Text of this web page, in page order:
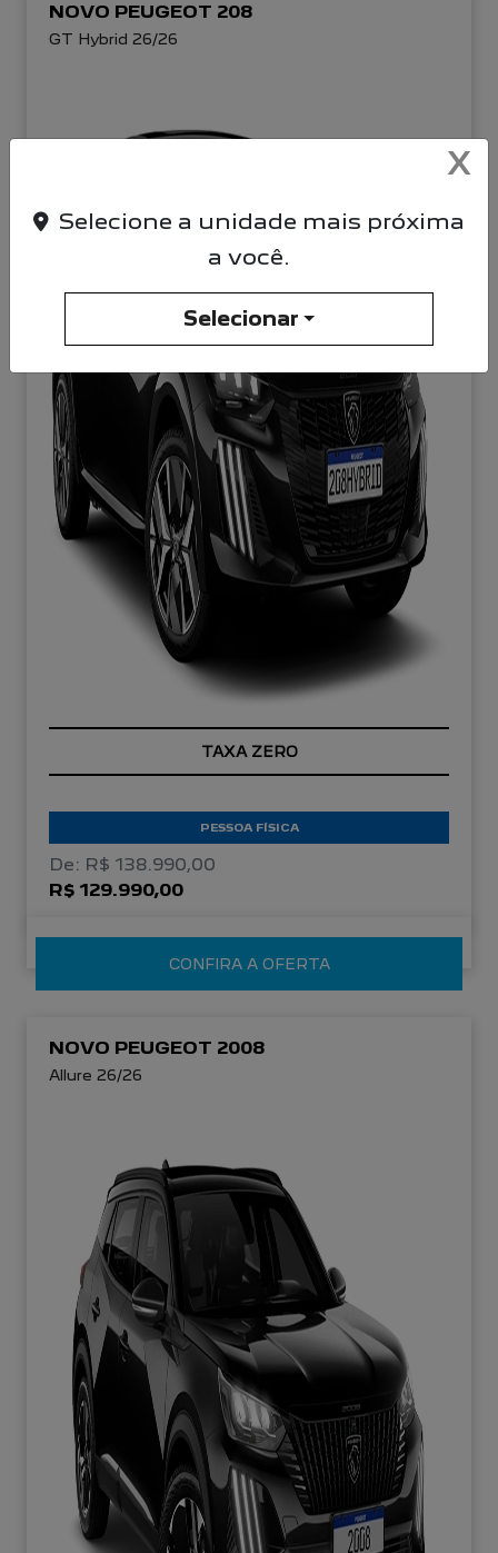
NOVO PEUGEOT 208
GT Hybrid 26/26
TAXA ZERO
PESSOA FÍSICA
De: R$ 138.990,00
R$ 129.990,00
CONFIRA A OFERTA
NOVO PEUGEOT 2008
Allure 26/26
X
Selecione a unidade mais próxima
a você.
Selecionar